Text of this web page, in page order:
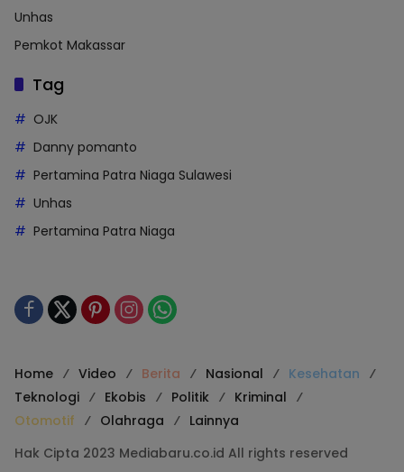
Unhas
Pemkot Makassar
Tag
OJK
Danny pomanto
Pertamina Patra Niaga Sulawesi
Unhas
Pertamina Patra Niaga
Home Video Berita Nasional
Kesehatan
Teknologi
Ekobis Politik
Kriminal
Otomotif
Olahraga
Lainnya
Hak Cipta 2023 Mediabaru.co.id All rights reserved